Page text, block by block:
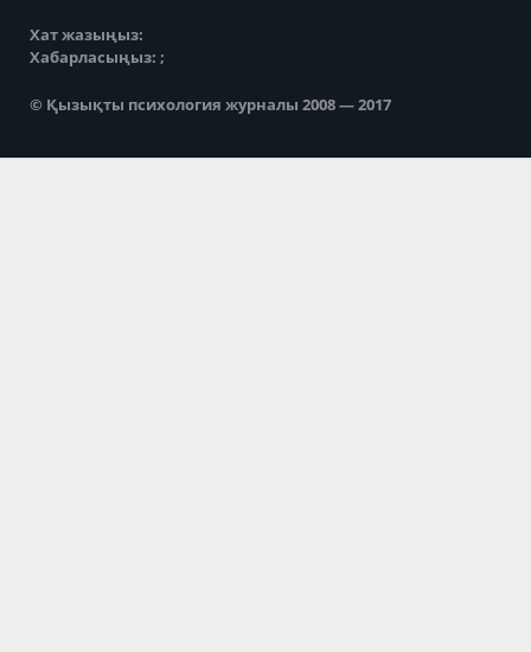
Хат жазыңыз:
Хабарласыңыз: ;
© Қызықты психология журналы 2008 — 2017